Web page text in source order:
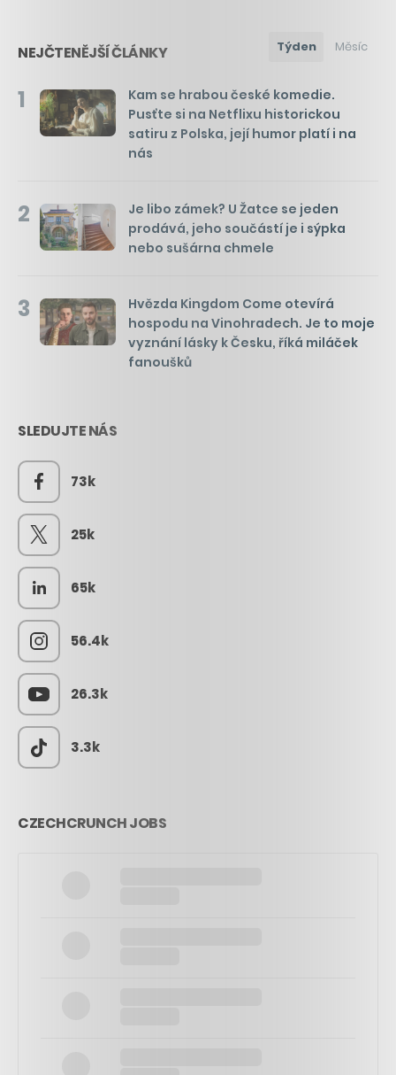
NEJČTENĚJŠÍ ČLÁNKY Týden Měsíc
1
Kam se hrabou české komedie.
Pusťte si na Netflixu historickou
satiru z Polska, její humor platí i na
nás
2
Je libo zámek? U Žatce se jeden
prodává, jeho součástí je i sýpka
nebo sušárna chmele
3
Hvězda Kingdom Come otevírá
hospodu na Vinohradech. Je to moje
vyznání lásky k Česku, říká miláček
fanoušků
SLEDUJTE NÁS
73k
25k
65k
56.4k
26.3k
3.3k
CZECHCRUNCH JOBS